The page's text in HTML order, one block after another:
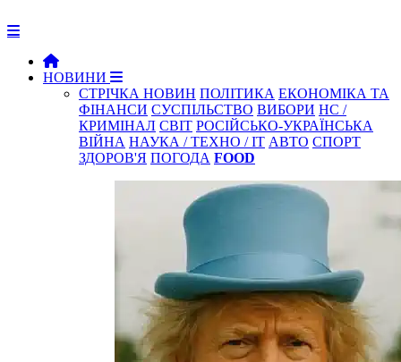
НОВИНИ
СТРІЧКА НОВИН ПОЛІТИКА ЕКОНОМІКА ТА
ФІНАНСИ СУСПІЛЬСТВО ВИБОРИ НС /
КРИМІНАЛ СВІТ РОСІЙСЬКО-УКРАЇНСЬКА
ВІЙНА НАУКА / ТЕХНО / IT АВТО СПОРТ
ЗДОРОВ'Я ПОГОДА FOOD